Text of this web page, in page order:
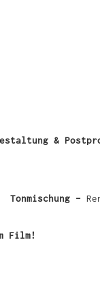
&
Tonmischung –
Film!